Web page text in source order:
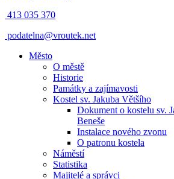
413 035 370
podatelna@vroutek.net
Město
O městě
Historie
Památky a zajímavosti
Kostel sv. Jakuba Většího
Dokument o kostelu sv.
Beneše
Instalace nového zvonu
O patronu kostela
Náměstí
Statistika
Majitelé a správci